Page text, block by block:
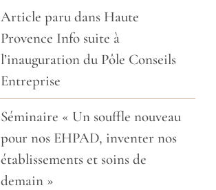
Article paru dans Haute
Provence Info suite à
l’inauguration du Pôle Conseils
Entreprise
Séminaire « Un souffle nouveau
pour nos EHPAD, inventer nos
établissements et soins de
demain »